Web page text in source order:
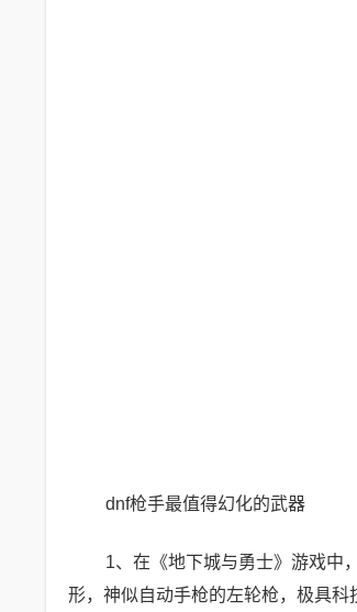
dnf枪手最值得幻化的武器
1、在《地下城与勇士》游戏中
形，神似自动手枪的左轮枪，极具科